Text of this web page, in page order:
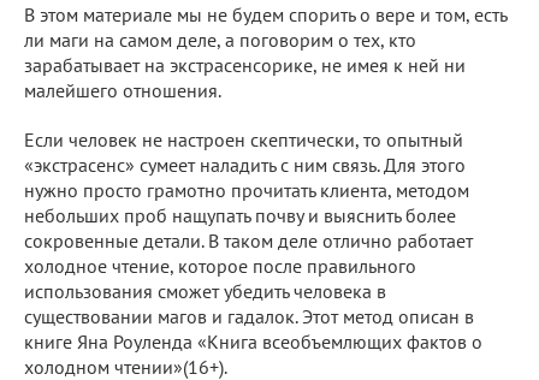
В этом материале мы не будем спорить о вере и том, есть
ли маги на самом деле, а поговорим о тех, кто
зарабатывает на экстрасенсорике, не имея к ней ни
малейшего отношения.
Если человек не настроен скептически, то опытный
«экстрасенс» сумеет наладить с ним связь. Для этого
нужно просто грамотно прочитать клиента, методом
небольших проб нащупать почву и выяснить более
сокровенные детали. В таком деле отлично работает
холодное чтение, которое после правильного
использования сможет убедить человека в
существовании магов и гадалок. Этот метод описан в
книге Яна Роуленда «Книга всеобъемлющих фактов о
холодном чтении»(16+).